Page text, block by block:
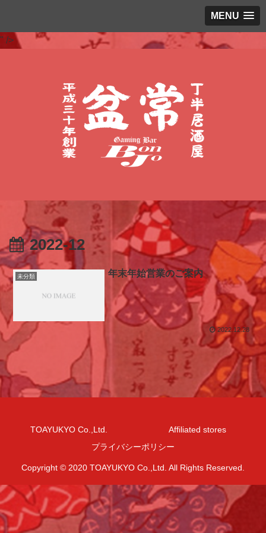
MENU
" />
2022-12
未分類 年末年始営業のご案内
2022.12.28
TOAYUKYO Co.,Ltd.
Affiliated stores
プライバシーポリシー
Copyright © 2020 TOAYUKYO Co.,Ltd. All Rights Reserved.